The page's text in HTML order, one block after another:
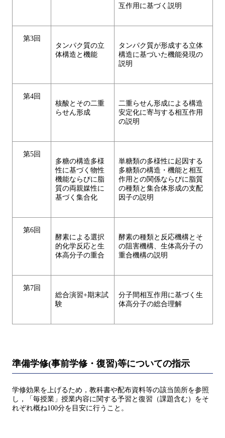
互作用に基づく説明
第3回
タンパク質の立
体構造と機能
タンパク質が形成する立体
構造に基づいた機能発現の
説明
第4回
核酸とその二重
らせん形成
二重らせん形成による構造
安定化に寄与する相互作用
の説明
第5回
多糖の構造多様
性に基づく物性
機能ならびに脂
質の両親媒性に
基づく集合化
単糖類の多様性に起因する
多糖類の構造・機能と相互
作用との関係ならびに脂質
の種類と集合体形成の支配
因子の説明
第6回
酵素による選択
的化学反応と生
体高分子の重合
酵素の種類と反応機構とそ
の阻害機構、生体高分子の
重合機構の説明
第7回
総合演習+期末試
験
分子間相互作用に基づく生
体高分子の総合理解
準備学修(事前学修・復習)等についての指示
学修効果を上げるため，教科書や配布資料等の該当箇所を参照
し，「毎授業」授業内容に関する予習と復習（課題含む）をそ
れぞれ概ね100分を目安に行うこと。